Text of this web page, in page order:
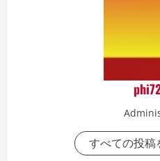
すべての投稿